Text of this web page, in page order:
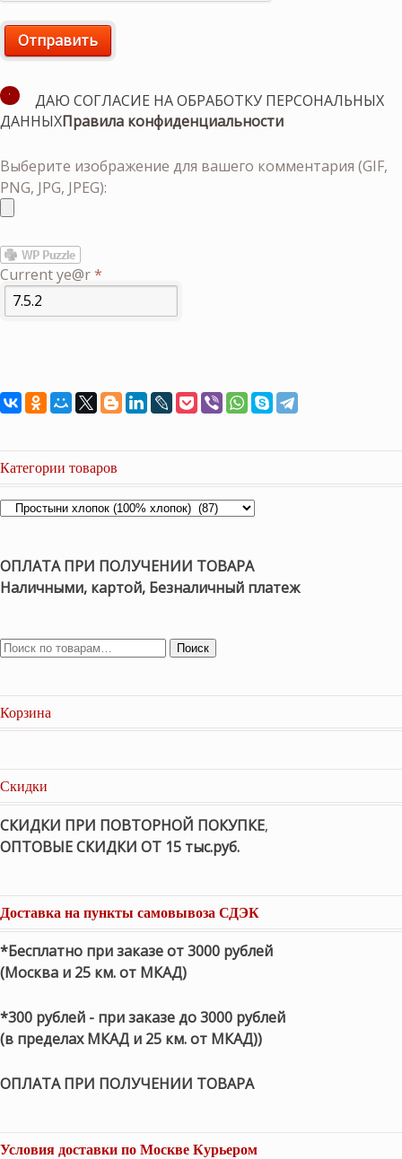
ДАЮ СОГЛАСИЕ НА ОБРАБОТКУ ПЕРСОНАЛЬНЫХ
ДАННЫХПравила конфиденциальности
Выберите изображение для вашего комментария (GIF,
PNG, JPG, JPEG):
Current ye@r*
Категории товаров
ОПЛАТА ПРИ ПОЛУЧЕНИИ ТОВАРА
Наличными, картой, Безналичный платеж
Поиск
Корзина
Скидки
СКИДКИ ПРИ ПОВТОРНОЙ ПОКУПКЕ,
ОПТОВЫЕ СКИДКИ ОТ 15 тыс.руб.
Доставка на пункты самовывоза СДЭК
*Бесплатно при заказе от 3000 рублей
(Москва и 25 км. от МКАД)
*300 рублей - при заказе до 3000 рублей
(в пределах МКАД и 25 км. от МКАД))
ОПЛАТА ПРИ ПОЛУЧЕНИИ ТОВАРА
Условия доставки по Москве Курьером